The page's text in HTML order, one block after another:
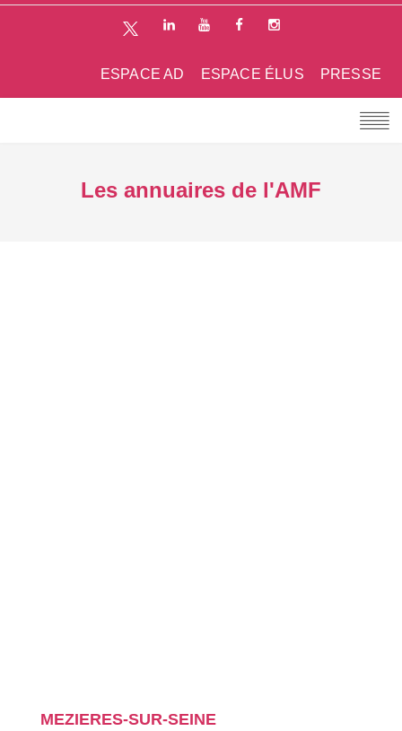
PRESSE
ESPACE ÉLUS
ESPACE AD
Les annuaires de l'AMF
MEZIERES-SUR-SEINE